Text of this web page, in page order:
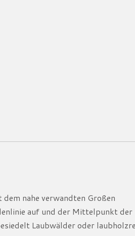
nahe verwandten Großen
auf und der Mittelpunkt der
Laubwälder oder